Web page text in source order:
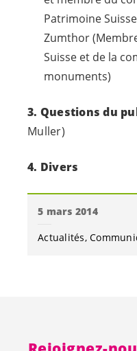
Patrimoine
Zumthor
Suisse et de la
monuments)
3. Questions du
Muller)
4. Divers
5 mars 2014
Actualités